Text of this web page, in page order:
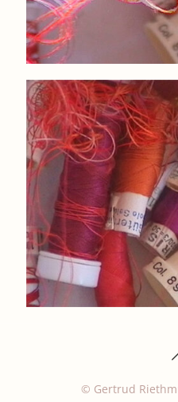
© Gertrud